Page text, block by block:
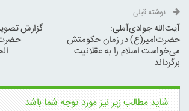
نوشته قبلی
آیت‌الله جوادی‌آملی:
حضرت‌امیر(ع) در زمان حکومتش
می‌خواست اسلام را به عقلانیت
برگرداند
گزارش
شاید مطالب زیر نیز مورد توجه شما باشد